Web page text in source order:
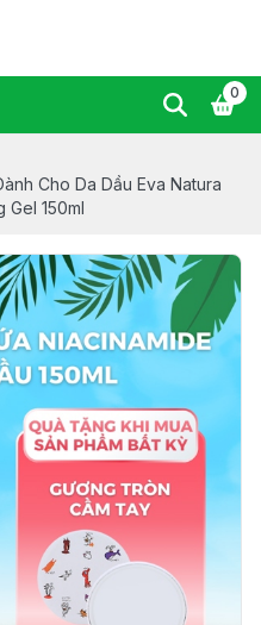
0
Cho Da Dầu Eva Natura
Gel 150ml